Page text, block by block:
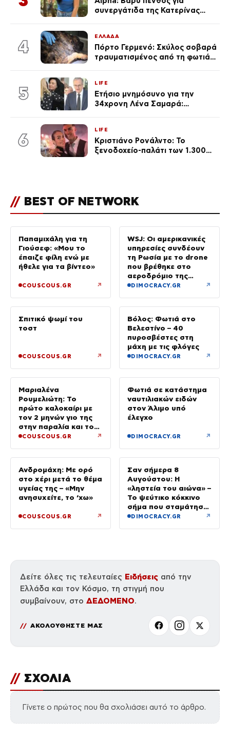
συνεργάτιδα της Κατερίνας
του Θεού»
4
ΕΛΛΑΔΑ
Πόρτο Γερμενό: Σκύλος σοβαρά
τραυματισμένος από τη φωτιά
5
LIFE
Ετήσιο μνημόσυνο για την
34χρονη Λένα Σαμαρά:
6
LIFE
Κριστιάνο Ρονάλντο: Το
ξενοδοχείο-παλάτι των 1.300
// BEST OF NETWORK
Παπαμιχάλη για τη
Γιούσεφ: «Μου το
έπαιζε φίλη ενώ με
ήθελε για τα βίντεο»
COUSCOUS.GR ↗
WSJ: Οι αμερικανικές
υπηρεσίες συνδέουν
τη Ρωσία με το drone
που βρέθηκε στο
αεροδρόμιο της
Λειψίας
DIMOCRACY.GR ↗
Σπιτικό ψωμί του
τοστ
COUSCOUS.GR ↗
Βόλος: Φωτιά στο
Βελεστίνο – 40
πυροσβέστες στη
μάχη με τις φλόγες
DIMOCRACY.GR ↗
Μαριαλένα
Ρουμελιώτη: Το
πρώτο καλοκαίρι με
τον 2 μηνών γιο της
στην παραλία και το
τρυφερό βίντεο
COUSCOUS.GR ↗
Φωτιά σε κατάστημα
ναυτιλιακών ειδών
στον Άλιμο υπό
έλεγχο
DIMOCRACY.GR ↗
Ανδρομάχη: Με ορό
στο χέρι μετά το θέμα
υγείας της – «Μην
ανησυχείτε, το ‘χω»
COUSCOUS.GR ↗
Σαν σήμερα 8
Αυγούστου: Η
«ληστεία του αιώνα» –
Το ψεύτικο κόκκινο
σήμα που σταμάτησε
τρένο με 2,6 εκατ.
DIMOCRACY.GR ↗
Δείτε όλες τις τελευταίες Ειδήσεις από την
Ελλάδα και τον Κόσμο, τη στιγμή που
συμβαίνουν, στο ΔΕΔΟΜΕΝΟ.
ΑΚΟΛΟΥΘΗΣΤΕ ΜΑΣ
// ΣΧΟΛΙΑ
Γίνετε ο πρώτος που θα σχολιάσει αυτό το άρθρο.